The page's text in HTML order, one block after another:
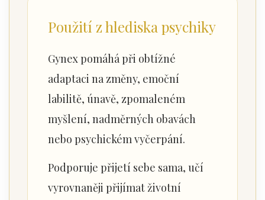
Použití z hlediska psychiky
Gynex pomáhá při obtížné
adaptaci na změny, emoční
labilitě, únavě, zpomaleném
myšlení, nadměrných obavách
nebo psychickém vyčerpání.
Podporuje přijetí sebe sama, učí
vyrovnaněji přijímat životní